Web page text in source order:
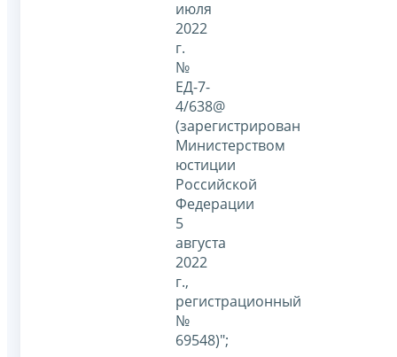
июля
2022
г.
№
ЕД-7-
4/638@
(зарегистрирован
Министерством
юстиции
Российской
Федерации
5
августа
2022
г.,
регистрационный
№
69548)";